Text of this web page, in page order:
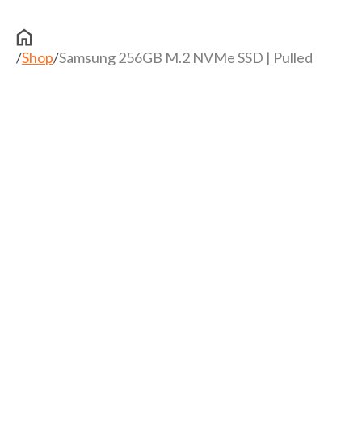
/Shop/Samsung 256GB M.2 NVMe SSD | Pulled